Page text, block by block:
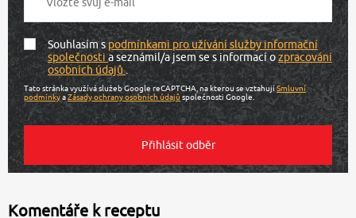
Souhlasím spodmínkami pro užívání služby informační
společnostia seznámil/a jsem se s informací ozpracování
osobních údajů.
Tato stránka využívá služeb Google reCAPTCHA, na kterou se vztahujíSmluvní
podmínkyaZásady ochrany osobních údajů společnosti Google.
Komentáře k receptu